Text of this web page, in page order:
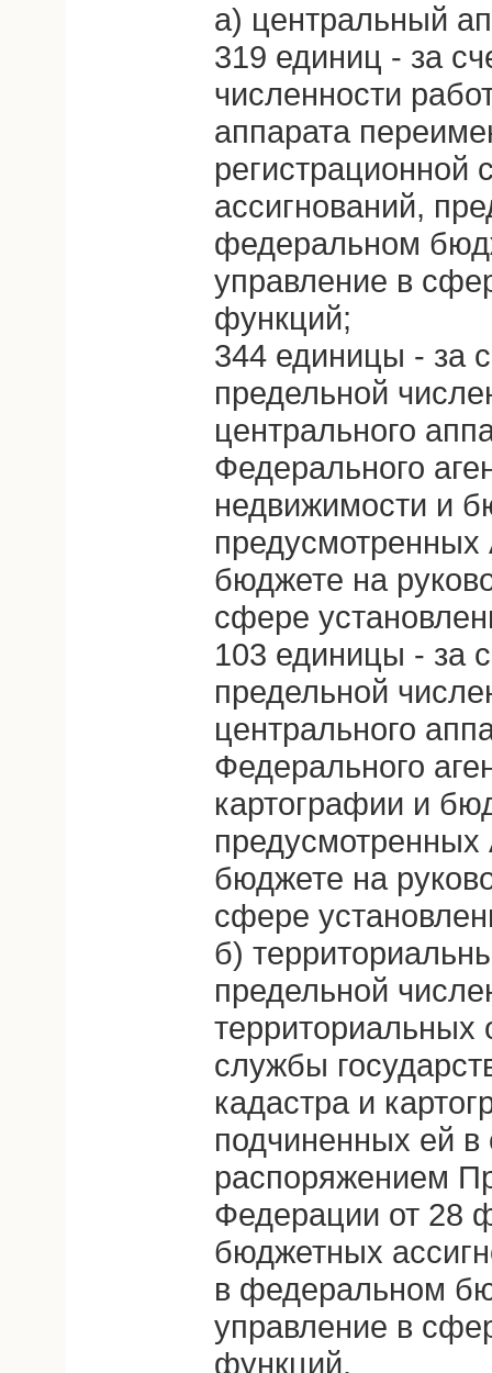
а) центральный
319 единиц - за
численности
аппарата
ассигнований,
федеральном
управление в
функций;
344 единицы - за
предельной
центрального
Федерального
недвижимости и
предусмотренных
бюджете на
сфере
103 единицы - за
предельной
центрального
Федерального
картографии и
предусмотренных
бюджете на
сфере
б)
предельной
территориальных
службы
кадастра и
подчиненных ей в
распоряжением
Федерации от 28
бюджетных
в федеральном
управление в
функций.